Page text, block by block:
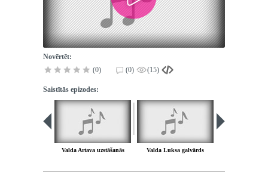
Novērtēt:
(0)
(0) (15)
Saistītās epizodes:
Valda Artava uzstāšanās Valda Luksa galvārds